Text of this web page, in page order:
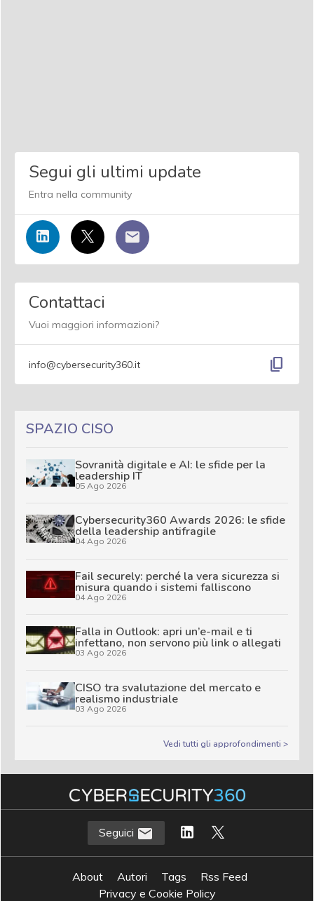
Segui gli ultimi update
Entra nella community
Contattaci
Vuoi maggiori informazioni?
info@cybersecurity360.it content_copy
SPAZIO CISO
Sovranità digitale e AI: le sfide per la
leadership IT
05 Ago 2026
Cybersecurity360 Awards 2026: le sfide
della leadership antifragile
04 Ago 2026
Fail securely: perché la vera sicurezza si
misura quando i sistemi falliscono
04 Ago 2026
Falla in Outlook: apri un’e-mail e ti
infettano, non servono più link o allegati
03 Ago 2026
CISO tra svalutazione del mercato e
realismo industriale
03 Ago 2026
Vedi tutti gli approfondimenti >
Seguici
About Autori Tags
Rss Feed
Privacy e Cookie Policy